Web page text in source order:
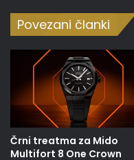
Povezani članki
Črni treatma za Mido
Multifort 8 One Crown